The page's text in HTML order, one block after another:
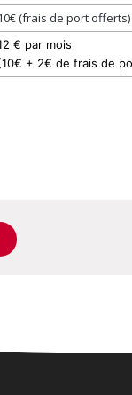
(frais de port offerts)
€ par mois
+ 2€ de frais de